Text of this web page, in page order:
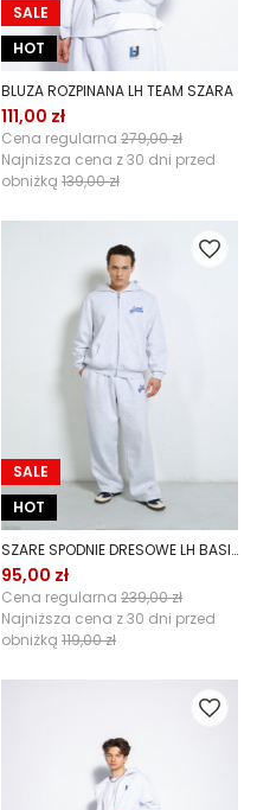
SALE
HOT
BLUZA ROZPINANA LH TEAM SZARA
111,00 zł
Cena regularna 279,00 zł
Najniższa cena z 30 dni przed
obniżką 139,00 zł
SALE
HOT
SZARE SPODNIE DRESOWE LH BASIC
95,00 zł
Cena regularna 239,00 zł
Najniższa cena z 30 dni przed
obniżką 119,00 zł